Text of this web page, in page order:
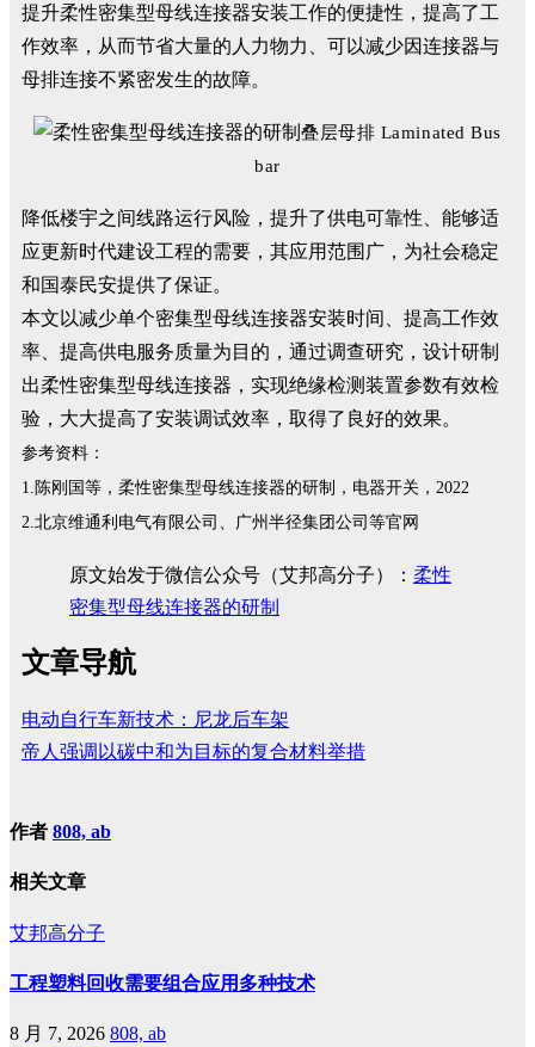
提升柔性密集型母线连接器安装工作的便捷性，提高了工
作效率，从而节省大量的人力物力、可以减少因连接器与
母排连接不紧密发生的故障。
叠层母排 Laminated Bus
bar
降低楼宇之间线路运行风险，提升了供电可靠性、能够适
应更新时代建设工程的需要，其应用范围广，为社会稳定
和国泰民安提供了保证。
本文以减少单个密集型母线连接器安装时间、提高工作效
率、提高供电服务质量为目的，通过调查研究，设计研制
出柔性密集型母线连接器，实现绝缘检测装置参数有效检
验，大大提高了安装调试效率，取得了良好的效果。
参考资料：
1.陈刚国等，柔性密集型母线连接器的研制，电器开关，2022
2.北京维通利电气有限公司、广州半径集团公司等官网
原文始发于微信公众号（艾邦高分子）： 柔性
密集型母线连接器的研制
文章导航
电动自行车新技术：尼龙后车架
帝人强调以碳中和为目标的复合材料举措
作者 808, ab
相关文章
艾邦高分子
工程塑料回收需要组合应用多种技术
8 月 7, 2026 808, ab